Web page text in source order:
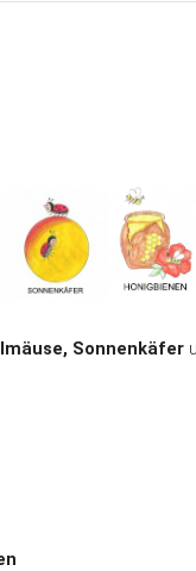
Sonnenkäfer